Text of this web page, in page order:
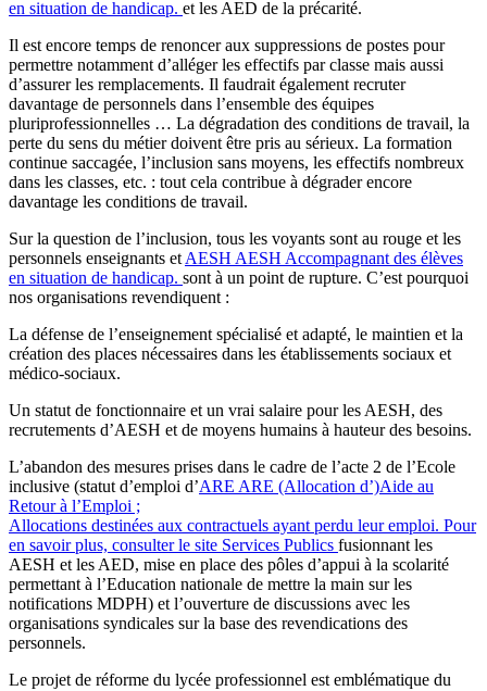
en situation de handicap. et les AED de la précarité.
Il est encore temps de renoncer aux suppressions de postes pour
permettre notamment d’alléger les effectifs par classe mais aussi
d’assurer les remplacements. Il faudrait également recruter
davantage de personnels dans l’ensemble des équipes
pluriprofessionnelles … La dégradation des conditions de travail, la
perte du sens du métier doivent être pris au sérieux. La formation
continue saccagée, l’inclusion sans moyens, les effectifs nombreux
dans les classes, etc. : tout cela contribue à dégrader encore
davantage les conditions de travail.
Sur la question de l’inclusion, tous les voyants sont au rouge et les
personnels enseignants et AESH AESH Accompagnant des élèves
en situation de handicap. sont à un point de rupture. C’est pourquoi
nos organisations revendiquent :
La défense de l’enseignement spécialisé et adapté, le maintien et la
création des places nécessaires dans les établissements sociaux et
médico-sociaux.
Un statut de fonctionnaire et un vrai salaire pour les AESH, des
recrutements d’AESH et de moyens humains à hauteur des besoins.
L’abandon des mesures prises dans le cadre de l’acte 2 de l’Ecole
inclusive (statut d’emploi d’ARE ARE (Allocation d’)Aide au
Retour à l’Emploi ;
Allocations destinées aux contractuels ayant perdu leur emploi. Pour
en savoir plus, consulter le site Services Publics fusionnant les
AESH et les AED, mise en place des pôles d’appui à la scolarité
permettant à l’Education nationale de mettre la main sur les
notifications MDPH) et l’ouverture de discussions avec les
organisations syndicales sur la base des revendications des
personnels.
Le projet de réforme du lycée professionnel est emblématique du